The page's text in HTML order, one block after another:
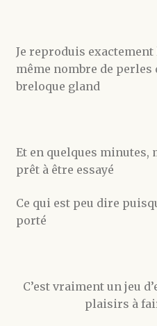
Je reproduis exactement
même nombre de perles
breloque gland
Et en quelques
prêt à être essayé
Ce qui est peu dire
porté
C’est vraiment un jeu
plaisirs à